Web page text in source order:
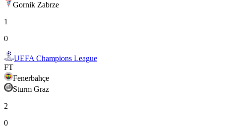
Gornik Zabrze
1
0
UEFA Champions League
FT
Fenerbahçe
Sturm Graz
2
0